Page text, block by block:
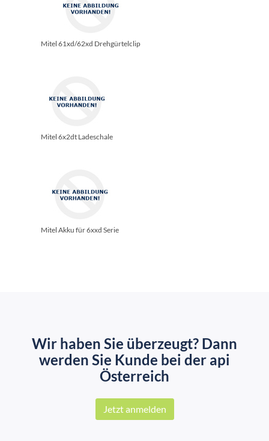
Mitel 61xd/­62xd Drehgürtelclip
Mitel 6x2dt Ladeschale
Mitel Akku für 6xxd Serie
Wir haben Sie überzeugt? Dann
werden Sie Kunde bei der api
Österreich
Jetzt anmelden